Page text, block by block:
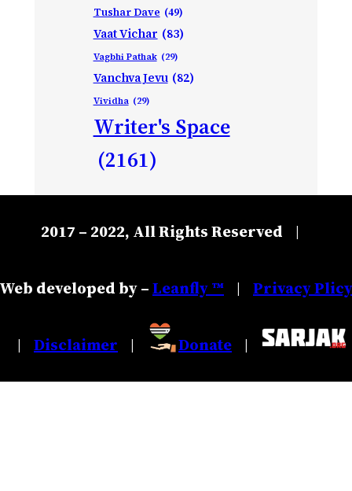
Tushar Dave (49)
Vaat Vichar (83)
Vagbhi Pathak (29)
Vanchva Jevu (82)
Vividha (29)
Writer's Space
(2161)
2017 – 2022, All Rights Reserved |
Web developed by –Leanfly ™ | Privacy Plicy
| Disclaimer | Donate |